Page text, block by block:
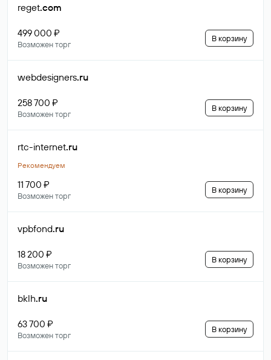
reget.com
499 000 ₽
Возможен торг
В корзину
webdesigners.ru
258 700 ₽
Возможен торг
В корзину
rtc-internet.ru
Рекомендуем
11 700 ₽
Возможен торг
В корзину
vpbfond.ru
18 200 ₽
Возможен торг
В корзину
bklh.ru
63 700 ₽
Возможен торг
В корзину